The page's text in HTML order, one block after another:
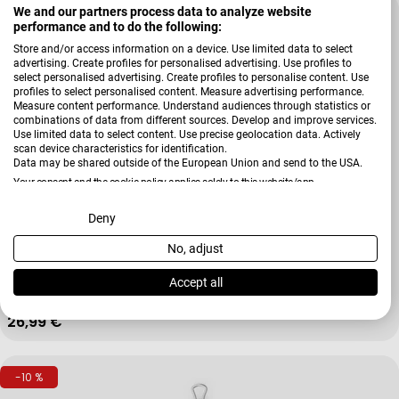
We and our partners process data to analyze website
performance and to do the following:
Store and/or access information on a device. Use limited data to select
advertising. Create profiles for personalised advertising. Use profiles to
select personalised advertising. Create profiles to personalise content. Use
profiles to select personalised content. Measure advertising performance.
Measure content performance. Understand audiences through statistics or
combinations of data from different sources. Develop and improve services.
Use limited data to select content. Use precise geolocation data. Actively
scan device characteristics for identification.
Data may be shared outside of the European Union and send to the USA.
Your consent and the cookie policy applies solely to this website/app.
View Partner List (2 IAB Vendors)
We use your data for the following purposes:
IAB processing purposes:
Use limited data to select advertising
Deny
No, adjust
Accept all
Winkelpalette Profi Plus
Verkäufer:
WMF
Regulärer Preis
26,99 €
-10 %